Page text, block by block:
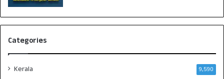
Categories
Kerala 9,590